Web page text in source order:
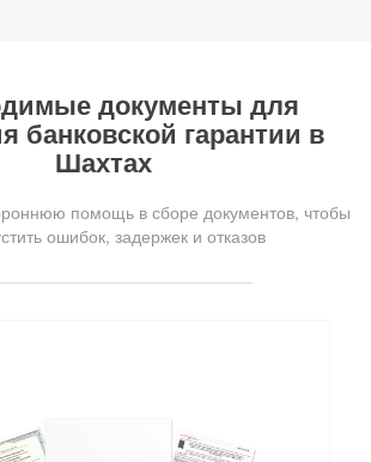
документы для
банковской гарантии в
Шахтах
помощь в сборе документов, чтобы
ошибок, задержек и отказов